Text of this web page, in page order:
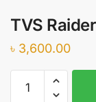
TVS
৳ 3,600.00
Raider